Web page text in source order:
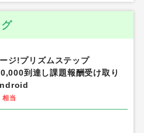
ジ!プリズムステップ
到達し課題報酬受け取り
相当